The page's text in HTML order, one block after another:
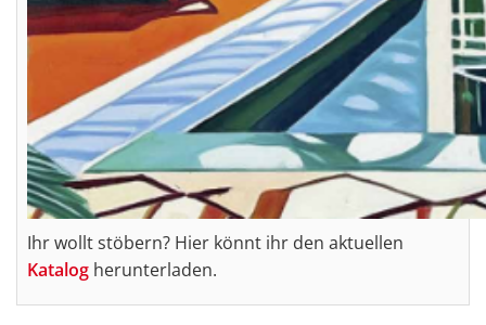
Ihr wollt stöbern? Hier könnt ihr den aktuellen
Katalog herunterladen.